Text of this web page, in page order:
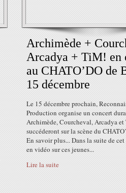
Archimède +
Arcadya + TiM! en
au CHATO’DO de
15 décembre
Le 15 décembre prochain,
Production organise un concert
Archimède, Courcheval, Arcadya
succéderont sur la scène du
En savoir plus... Dans la suite de
en vidéo sur ces jeunes...
Lire la suite